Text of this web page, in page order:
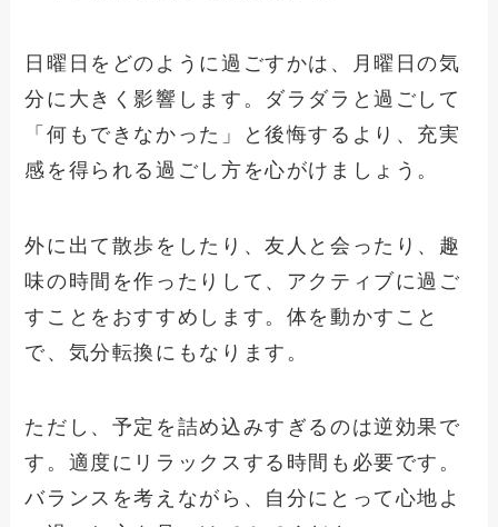
日曜日をどのように過ごすかは、月曜日の気
分に大きく影響します。ダラダラと過ごして
「何もできなかった」と後悔するより、充実
感を得られる過ごし方を心がけましょう。
外に出て散歩をしたり、友人と会ったり、趣
味の時間を作ったりして、アクティブに過ご
すことをおすすめします。体を動かすこと
で、気分転換にもなります。
ただし、予定を詰め込みすぎるのは逆効果で
す。適度にリラックスする時間も必要です。
バランスを考えながら、自分にとって心地よ